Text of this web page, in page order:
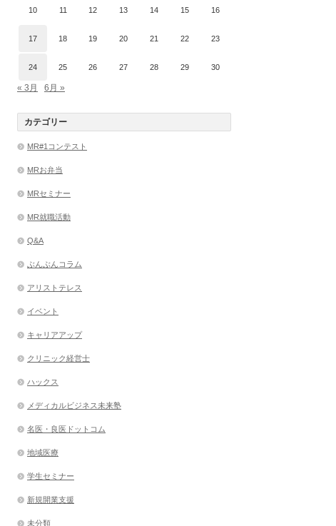
10 11 12 13 14 15 16
17 18 19 20 21 22 23
24 25 26 27 28 29 30
« 3月 6月 »
カテゴリー
MR#1コンテスト
MRお弁当
MRセミナー
MR就職活動
Q&A
ぶんぶんコラム
アリストテレス
イベント
キャリアアップ
クリニック経営士
ハックス
メディカルビジネス未来塾
名医・良医ドットコム
地域医療
学生セミナー
新規開業支援
未分類